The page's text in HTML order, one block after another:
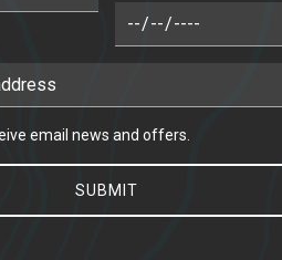
email news and offers.
email news and offers.
SUBMIT